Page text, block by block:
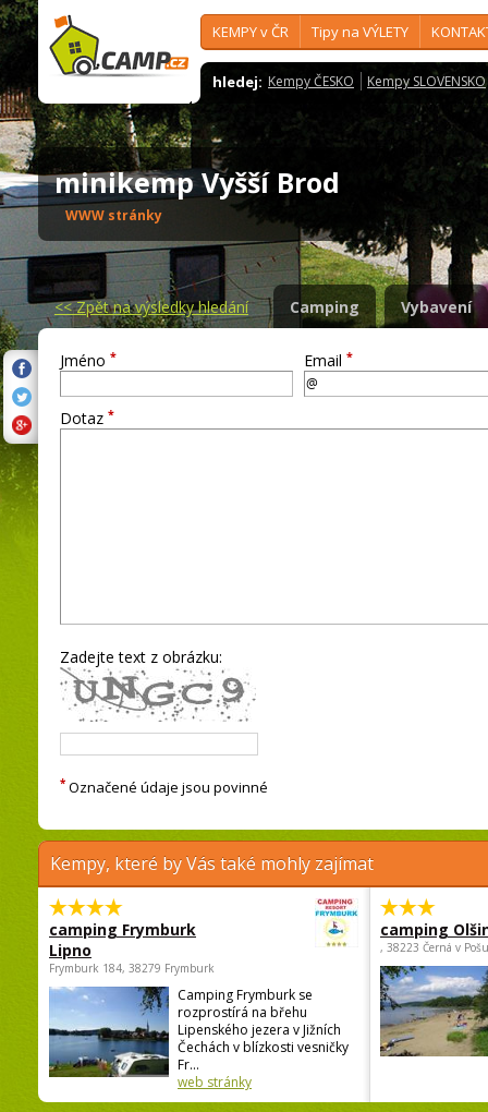
KEMPY v ČR Tipy na VÝLETY
hledej: Kempy ČESKO Kempy SLOVENSKO
minikemp Vyšší Brod
WWW stránky
<<Zpět na výsledky hledání Camping Vybavení
Jméno * Email *
Dotaz *
Zadejte text z obrázku:
* Označené údaje jsou povinné
Kempy, které by Vás také mohly zajímat
camping Frymburk
Lipno
Frymburk 184, 38279 Frymburk
Camping Frymburk se
rozprostírá na břehu
Lipenského jezera v Jižních
Čechách v blízkosti vesničky
Fr...
web stránky
camping
, 38223 Černá v